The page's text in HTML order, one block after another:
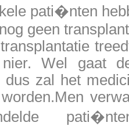
pati�nten
geen
nier. Wel gaat
dus zal het